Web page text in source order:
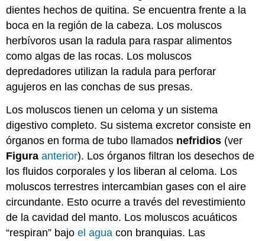
dientes hechos de quitina. Se encuentra frente a la
boca en la región de la cabeza. Los moluscos
herbívoros usan la radula para raspar alimentos
como algas de las rocas. Los moluscos
depredadores utilizan la radula para perforar
agujeros en las conchas de sus presas.
Los moluscos tienen un celoma y un sistema
digestivo completo. Su sistema excretor consiste en
órganos en forma de tubo llamados nefridios (ver
Figura anterior). Los órganos filtran los desechos de
los fluidos corporales y los liberan al celoma. Los
moluscos terrestres intercambian gases con el aire
circundante. Esto ocurre a través del revestimiento
de la cavidad del manto. Los moluscos acuáticos
“respiran” bajoel agua con branquias. Las